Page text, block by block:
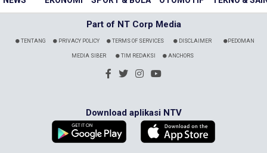
Part of NT Corp Media
TENTANG PRIVACY POLICY TERMS OF SERVICES DISCLAIMER PEDOMAN
MEDIA SIBER TIM REDAKSI ANCHORS
Download aplikasi NTV